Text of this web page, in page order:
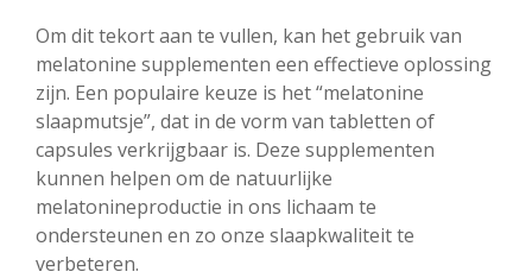
Om dit tekort aan te vullen, kan het gebruik van
melatonine supplementen een effectieve oplossing
zijn. Een populaire keuze is het “melatonine
slaapmutsje”, dat in de vorm van tabletten of
capsules verkrijgbaar is. Deze supplementen
kunnen helpen om de natuurlijke
melatonineproductie in ons lichaam te
ondersteunen en zo onze slaapkwaliteit te
verbeteren.